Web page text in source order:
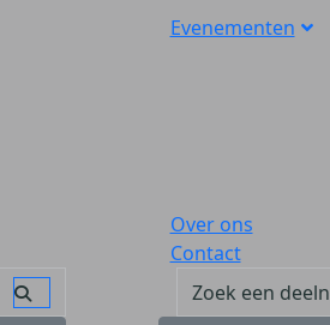
Evenementen
Over ons
Contact